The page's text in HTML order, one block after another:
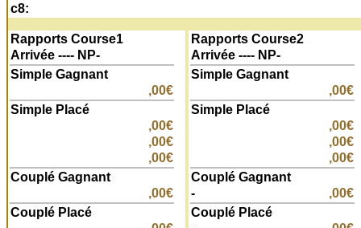
c8:
Rapports Course1
Arrivée ---- NP-
Simple Gagnant
,00€
Simple Placé
,00€
,00€
,00€
Couplé Gagnant
,00€
Couplé Placé
Rapports Course2
Arrivée ---- NP-
Simple Gagnant
,00€
Simple Placé
,00€
,00€
,00€
Couplé Gagnant
-
,00€
Couplé Placé